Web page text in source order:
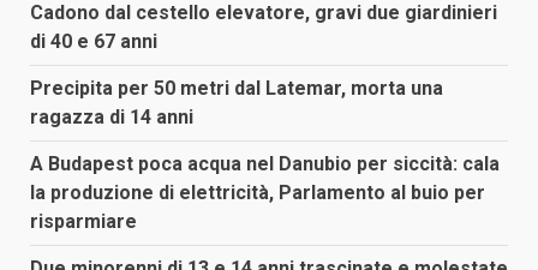
Cadono dal cestello elevatore, gravi due giardinieri
di 40 e 67 anni
Precipita per 50 metri dal Latemar, morta una
ragazza di 14 anni
A Budapest poca acqua nel Danubio per siccità: cala
la produzione di elettricità, Parlamento al buio per
risparmiare